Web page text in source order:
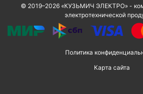
© 2019–2026 «КУЗЬМИЧ ЭЛЕКТРО» -
электротехнической
Политика
Карта сайта